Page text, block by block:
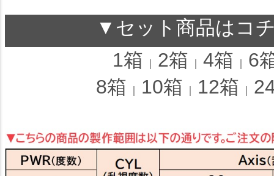
▼セット商品はコ
1箱
2箱 4箱
6
8箱
10箱 12箱